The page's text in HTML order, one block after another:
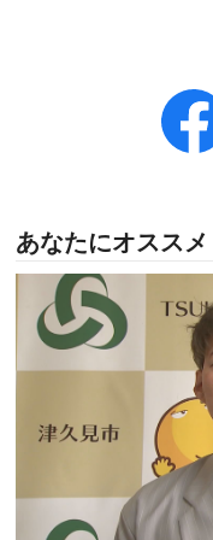
あなたにオススメ